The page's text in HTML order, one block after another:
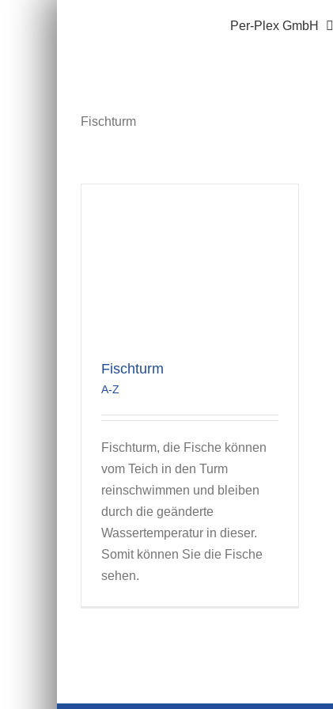
Per-Plex GmbH
Fischturm
Fischturm
A-Z
Fischturm, die Fische können
vom Teich in den Turm
reinschwimmen und bleiben
durch die geänderte
Wassertemperatur in dieser.
Somit können Sie die Fische
sehen.